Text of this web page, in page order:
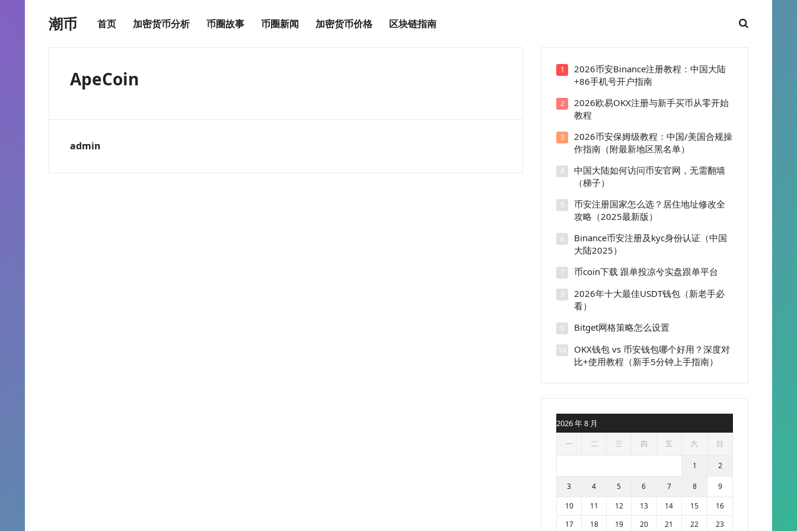
潮币 首页 加密货币分析 币圈故事 币圈新闻 加密货币价格 区块链指南
ApeCoin
admin
1
2026币安Binance注册教程：中国大陆
+86手机号开户指南
2
2026欧易OKX注册与新手买币从零开始
教程
3
2026币安保姆级教程：中国/美国合规操
作指南（附最新地区黑名单）
4
中国大陆如何访问币安官网，无需翻墙
（梯子）
5
币安注册国家怎么选？居住地址修改全
攻略（2025最新版）
6
Binance币安注册及kyc身份认证（中国
大陆2025）
7 币coin下载 跟单投凉兮实盘跟单平台
8
2026年十大最佳USDT钱包（新老手必
看）
9 Bitget网格策略怎么设置
10
OKX钱包 vs 币安钱包哪个好用？深度对
比+使用教程（新手5分钟上手指南）
2026 年 8 月
一 二 三 四 五 六 日
1 2
3 4 5 6 7 8
9
10
11 12 13 14 15
16
17
18 19 20 21 22 23